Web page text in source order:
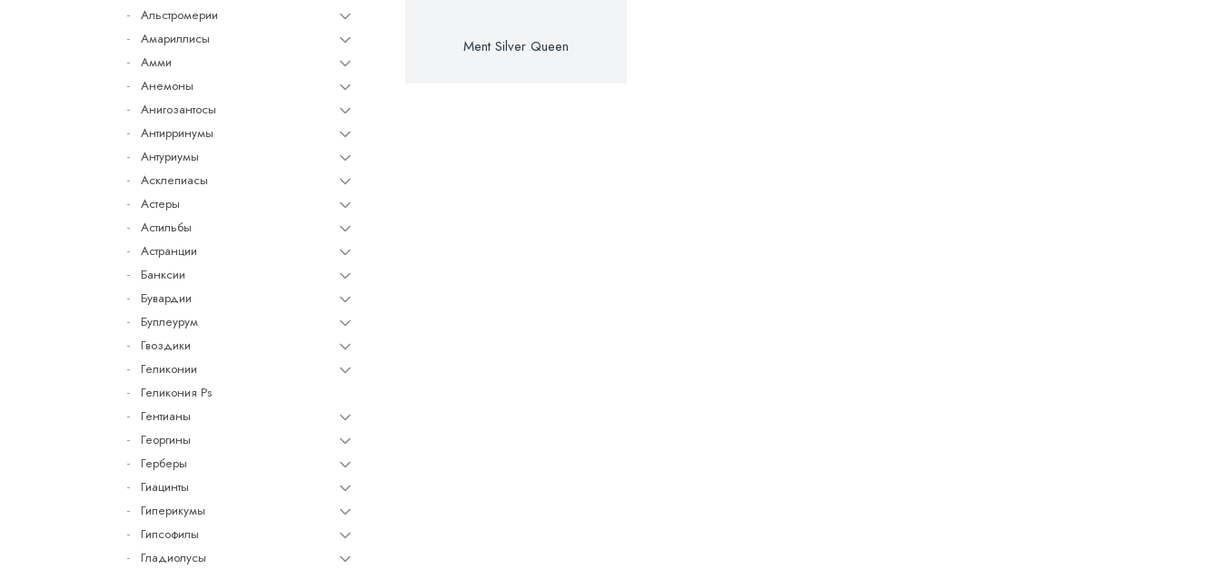
Альстромерии
Амариллисы
Амми
Анемоны
Анигозантосы
Антирринумы
Антуриумы
Асклепиасы
Астеры
Астильбы
Астранции
Банксии
Бувардии
Буплеурум
Гвоздики
Геликонии
Геликония Ps
Гентианы
Георгины
Герберы
Гиацинты
Гиперикумы
Гипсофилы
Гладиолусы
Ment Silver Queen